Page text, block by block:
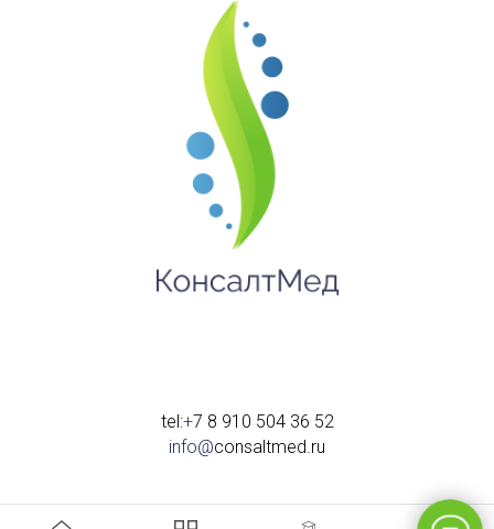
tel:+7 8 910 504 36 52
info@consaltmed.ru